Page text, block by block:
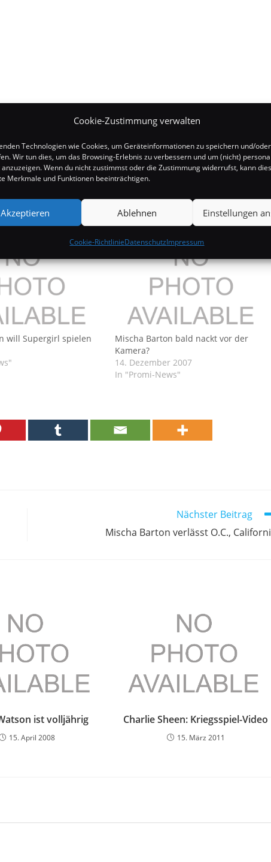
Cookie-Zustimmung verwalten
Technologien wie Cookies, um Geräteinformationen zu speichern und/
Wir tun dies, um das Browsing-Erlebnis zu verbessern und um (nicht)
Wenn du nicht zustimmst oder die Zustimmung widerrufst, kann
Merkmale und Funktionen beeinträchtigen.
Akzeptieren Ablehnen Einstellungen
Cookie-RichtlinieDatenschutzImpressum
will Supergirl spielen
Mischa Barton bald nackt vor der
Kamera?
14. Dezember 2007
In "Promi-News"
Nächster Beitrag
Mischa Barton verlässt O.C.,
ist volljährig
15. April 2008
Charlie Sheen: Kriegsspiel-Video
15. März 2011